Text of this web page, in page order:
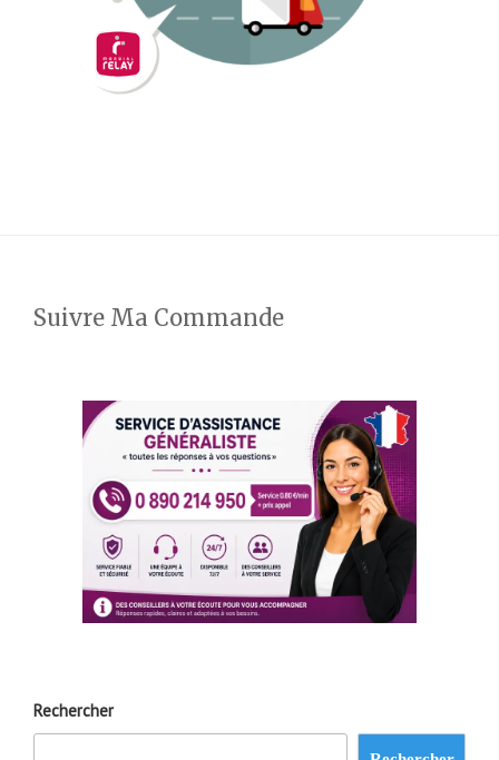
Suivre Ma Commande
Rechercher